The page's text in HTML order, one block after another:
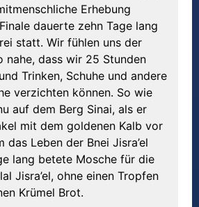
Erhebung
dauerte zehn Tage lang
statt. Wir fühlen uns der
nahe, dass wir 25 Stunden
Trinken, Schuhe und andere
verzichten können. So wie
auf dem Berg Sinai, als er
mit dem goldenen Kalb vor
das Leben der Bnei Jisra’el
lang betete Mosche für die
Jisra’el, ohne einen Tropfen
Krümel Brot.